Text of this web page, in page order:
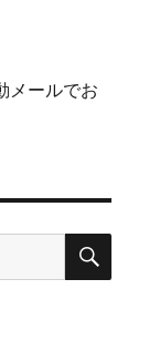
メールでお
検